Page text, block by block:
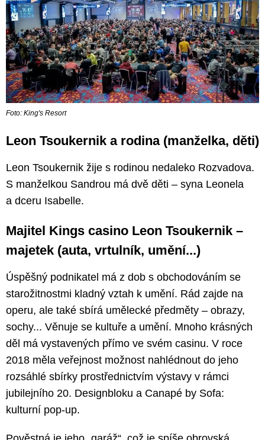
Foto: King's Resort
Leon Tsoukernik a rodina (manželka, děti)
Leon Tsoukernik žije s rodinou nedaleko Rozvadova.
S manželkou Sandrou má dvě děti – syna Leonela
a dceru Isabelle.
Majitel Kings casino Leon Tsoukernik –
majetek (auta, vrtulník, umění...)
Úspěšný podnikatel má z dob s obchodováním se
starožitnostmi kladný vztah k umění. Rád zajde na
operu, ale také sbírá umělecké předměty – obrazy,
sochy... Věnuje se kultuře a umění. Mnoho krásných
děl má vystavených přímo ve svém casinu. V roce
2018 měla veřejnost možnost nahlédnout do jeho
rozsáhlé sbírky prostřednictvím výstavy v rámci
jubilejního 20. Designbloku a Canapé by Sofa:
kulturní pop-up.